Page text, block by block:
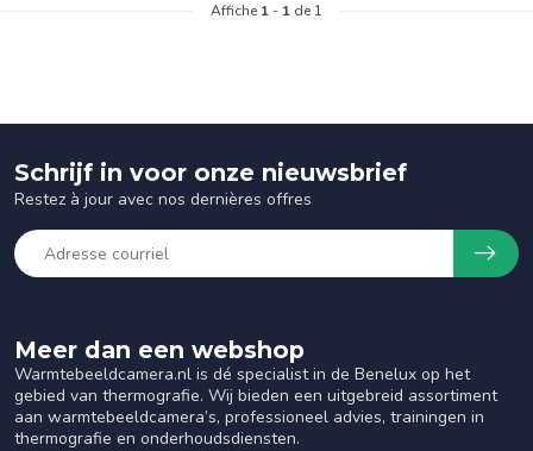
Affiche 1 - 1 de 1
Meer dan een webshop
Warmtebeeldcamera.nl is dé specialist in de Benelux op het
gebied van thermografie. Wij bieden een uitgebreid assortiment
aan warmtebeeldcamera’s, professioneel advies, trainingen in
thermografie en onderhoudsdiensten.
Schrijf in voor onze nieuwsbrief
Restez à jour avec nos dernières offres